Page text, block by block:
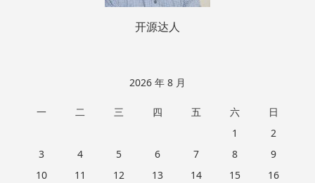
开源达人
2026 年 8 月
一 二 三 四 五 六
日
1
2
3
4 5 6 7 8
9
10
11 12 13 14 15
16